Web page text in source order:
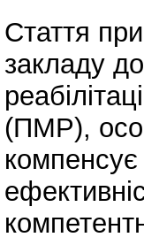
Стаття
закладу
(ПМР),
компенсує